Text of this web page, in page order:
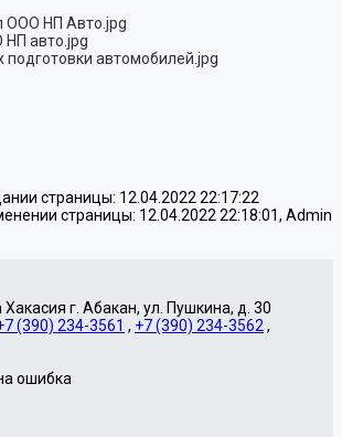
страницы: 12.04.2022 22:17:22
страницы: 12.04.2022 22:18:01, Admin
г. Абакан, ул. Пушкина, д. 30
(390) 234-3561 , +7 (390) 234-3562 ,
ошибка